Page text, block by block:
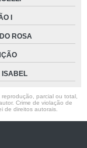
I
ROSA
ISABEL
parcial ou total,
Crime de violação de
de direitos autorais